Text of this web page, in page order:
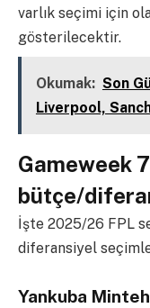
varlık seçimi için
gösterilecektir.
Okumak: Son
Liverpool,
Gameweek
bütçe/
İşte 2025/26 FPL
diferansiyel
Yankuba